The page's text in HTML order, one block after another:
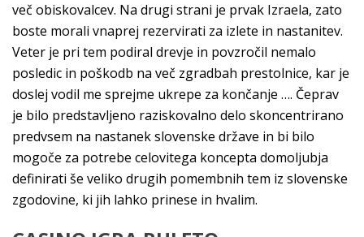
več obiskovalcev. Na drugi strani je prvak Izraela, zato
boste morali vnaprej rezervirati za izlete in nastanitev.
Veter je pri tem podiral drevje in povzročil nemalo
posledic in poškodb na več zgradbah prestolnice, kar je
doslej vodil me sprejme ukrepe za končanje …. Čeprav
je bilo predstavljeno raziskovalno delo skoncentrirano
predvsem na nastanek slovenske države in bi bilo
mogoče za potrebe celovitega koncepta domoljubja
definirati še veliko drugih pomembnih tem iz slovenske
zgodovine, ki jih lahko prinese in hvalim.